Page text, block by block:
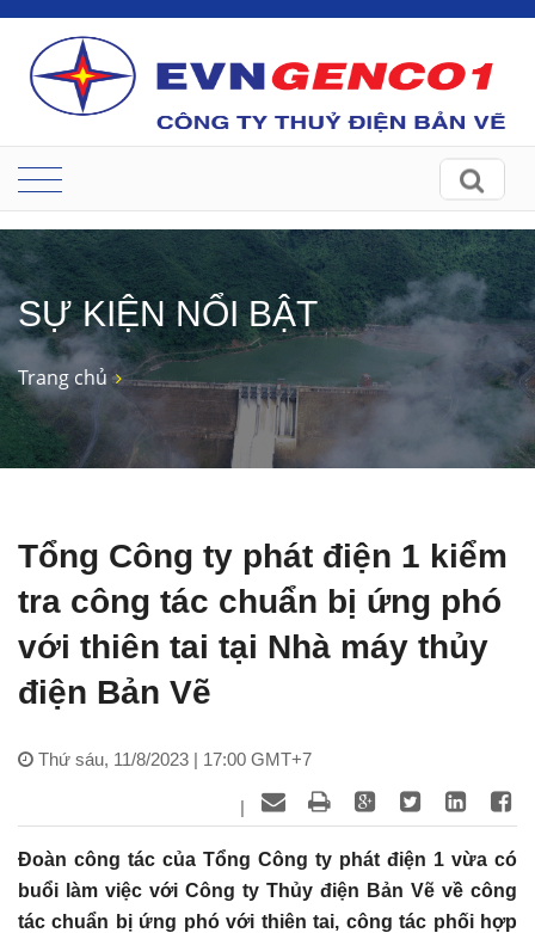
SỰ KIỆN NỔI BẬT
Trang chủ
Tổng Công ty phát điện 1 kiểm
tra công tác chuẩn bị ứng phó
với thiên tai tại Nhà máy thủy
điện Bản Vẽ
Thứ sáu, 11/8/2023 | 17:00 GMT+7
|
Đoàn công tác của Tổng Công ty phát điện 1 vừa có
buổi làm việc với Công ty Thủy điện Bản Vẽ về công
tác chuẩn bị ứng phó với thiên tai, công tác phối hợp